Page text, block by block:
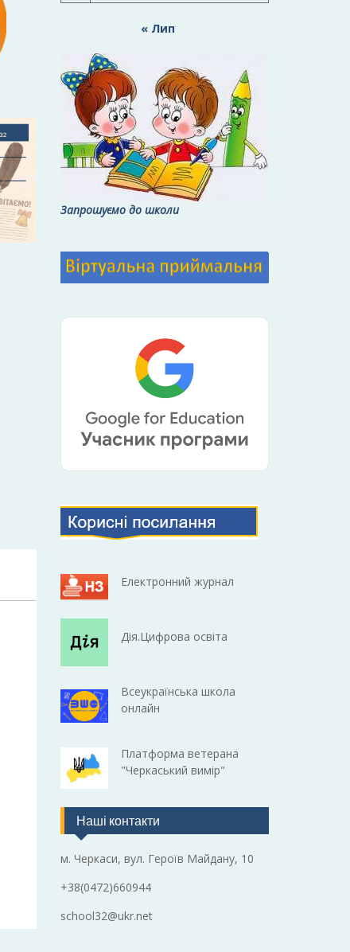
« Лип
Запрошуємо до школи
Електронний журнал
Дія.Цифрова освіта
Всеукраїнська школа
онлайн
Платформа ветерана
"Черкаський вимір"
Наші контакти
м. Черкаси, вул. Героїв Майдану, 10
+38(0472)660944
school32@ukr.net